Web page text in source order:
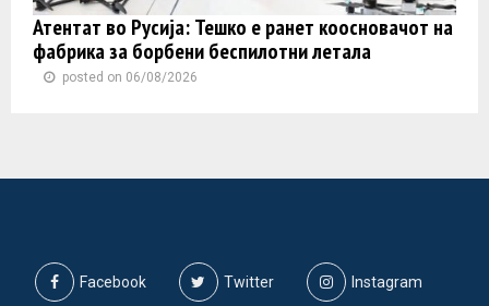
Атентат во Русија: Тешко е ранет коосновачот на
фабрика за борбени беспилотни летала
posted on 06/08/2026
Facebook Twitter Instagram